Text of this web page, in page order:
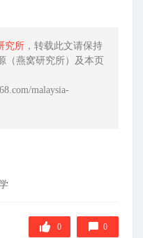
究所 ，转载此文请保持
（燕窝研究所）及本页
malaysia-
0 0